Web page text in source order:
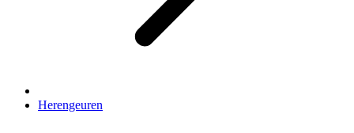
Herengeuren